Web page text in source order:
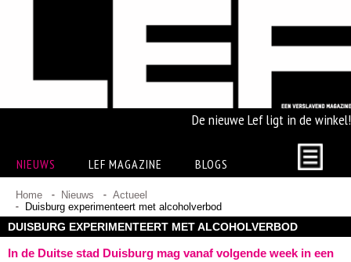
De nieuwe Lef ligt in de winkel!
NIEUWS LEF MAGAZINE BLOGS
Home Nieuws
Actueel
Duisburg experimenteert met alcoholverbod
DUISBURG EXPERIMENTEERT MET ALCOHOLVERBOD
In de Duitse stad Duisburg mag vanaf volgende week in een